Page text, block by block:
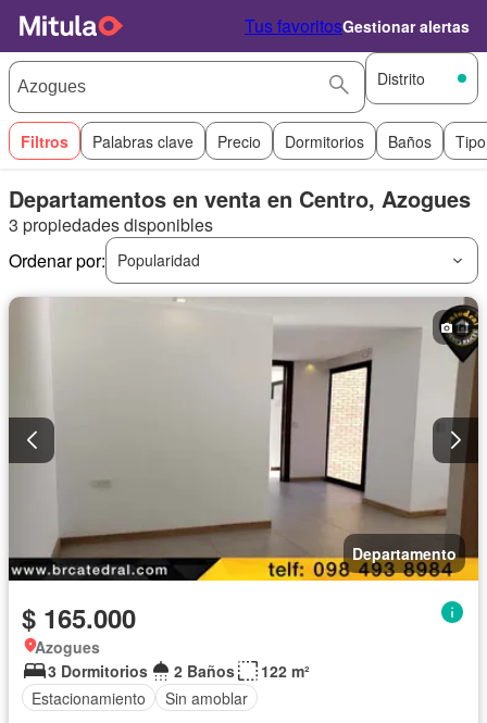
Tus favoritosGestionar alertas
Distrito
Filtros Palabras clave Precio Dormitorios Baños
Departamentos en venta en Centro, Azogues
3 propiedades disponibles
Ordenar por:
Popularidad
Departamento
$ 165.000
Azogues
3 Dormitorios
2 Baños
122 m²
Estacionamiento
Sin amoblar